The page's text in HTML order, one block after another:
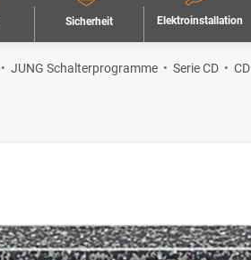
Sicherheit Elektroinstallation
JUNG Schalterprogramme Serie CD